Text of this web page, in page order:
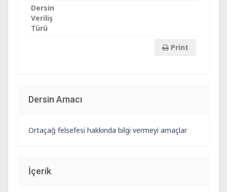
Dersin
Veriliş
Türü
Print
Dersin Amacı
Ortaçağ felsefesi hakkında bilgi vermeyi amaçlar
İçerik